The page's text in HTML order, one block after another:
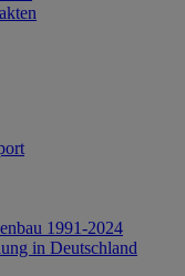
1991-2024
in Deutschland